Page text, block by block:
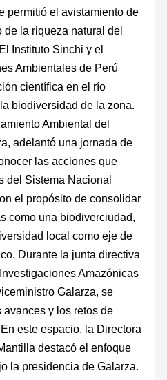
permitió el avistamiento de
de la riqueza natural del
Instituto Sinchi y el
Ambientales de Perú
científica en el río
biodiversidad de la zona.
Ambiental del
adelantó una jornada de
las acciones que
del Sistema Nacional
el propósito de consolidar
como una biodiverciudad,
local como eje de
Durante la junta directiva
Amazónicas
Galarza, se
y los retos de
este espacio, la Directora
destacó el enfoque
la presidencia de Galarza.